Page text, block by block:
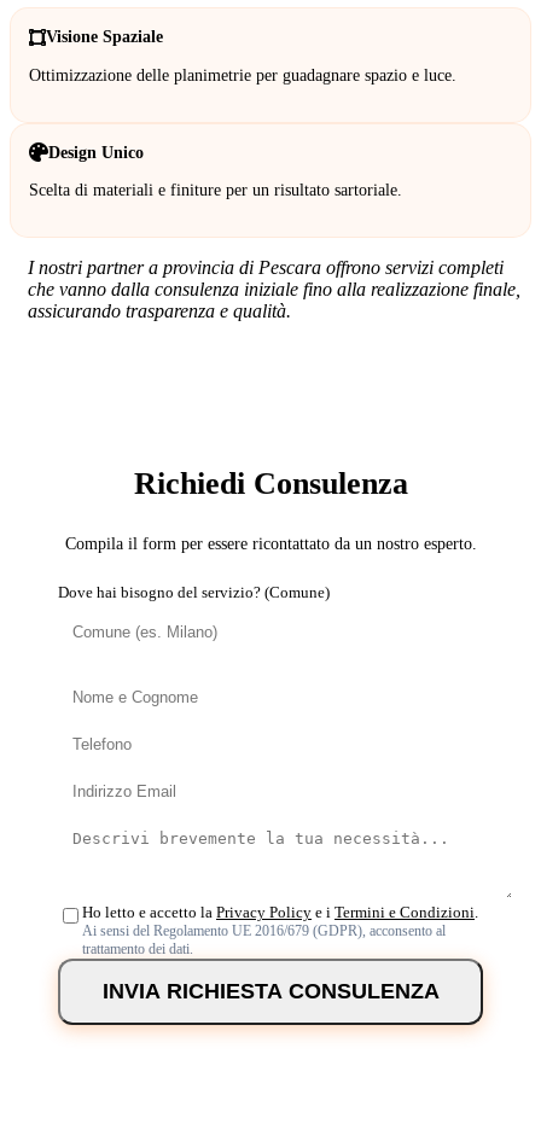
Visione Spaziale
Ottimizzazione delle planimetrie per guadagnare spazio e luce.
Design Unico
Scelta di materiali e finiture per un risultato sartoriale.
I nostri partner a provincia di Pescara offrono servizi completi
che vanno dalla consulenza iniziale fino alla realizzazione finale,
assicurando trasparenza e qualità.
Richiedi Consulenza
Compila il form per essere ricontattato da un nostro esperto.
Dove hai bisogno del servizio? (Comune)
Ho letto e accetto la Privacy Policy e i Termini e Condizioni.
Ai sensi del Regolamento UE 2016/679 (GDPR), acconsento al
trattamento dei dati.
INVIA RICHIESTA CONSULENZA